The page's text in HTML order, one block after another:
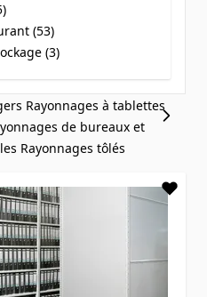
)
(53)
(3)
Rayonnages à tablettes
de bureaux et
Rayonnages tôlés